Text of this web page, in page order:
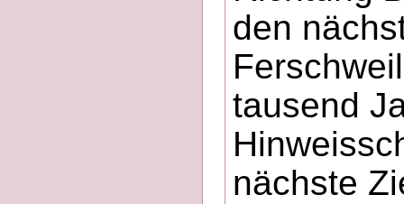
den
tausend
nächste